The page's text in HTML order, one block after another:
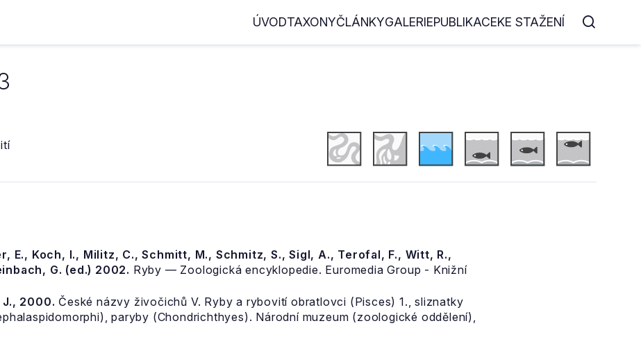
ÚVODTAXONYČLÁNKYGALERIEPUBLIKACEKE STAŽENÍ
E., Koch, I., Militz, C., Schmitt, M., Schmitz, S., Sigl, A., Terofal, F., Witt, R.,
G. (ed.) 2002. Ryby — Zoologická encyklopedie. Euromedia Group - Knižní
J., 2000. České názvy živočichů V. Ryby a rybovití obratlovci (Pisces) 1., sliznatky
paryby (Chondrichthyes). Národní muzeum (zoologické oddělení),